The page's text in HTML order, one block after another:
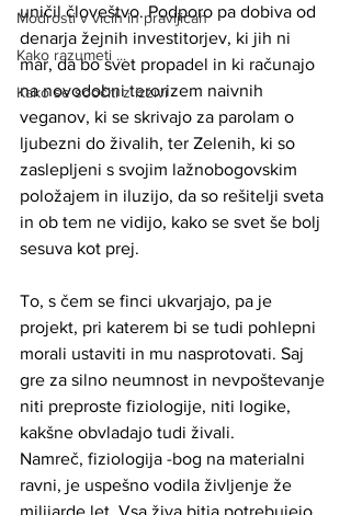
Modrosti v vicih in pravljicah
Kako razumeti ...
Kako se soočiti z izzivi
uničil človeštvo. Podporo pa dobiva od
denarja žejnih investitorjev, ki jih ni
mar, da bo svet propadel in ki računajo
na novodobni terorizem naivnih
veganov, ki se skrivajo za parolam o
ljubezni do živalih, ter Zelenih, ki so
zaslepljeni s svojim lažnobogovskim
položajem in iluzijo, da so rešitelji sveta
in ob tem ne vidijo, kako se svet še bolj
sesuva kot prej.
To, s čem se finci ukvarjajo, pa je
projekt, pri katerem bi se tudi pohlepni
morali ustaviti in mu nasprotovati. Saj
gre za silno neumnost in nevpoštevanje
niti preproste fiziologije, niti logike,
kakšne obvladajo tudi živali.
Namreč, fiziologija -bog na materialni
ravni, je uspešno vodila življenje že
milijarde let. Vsa živa bitja potrebujejo